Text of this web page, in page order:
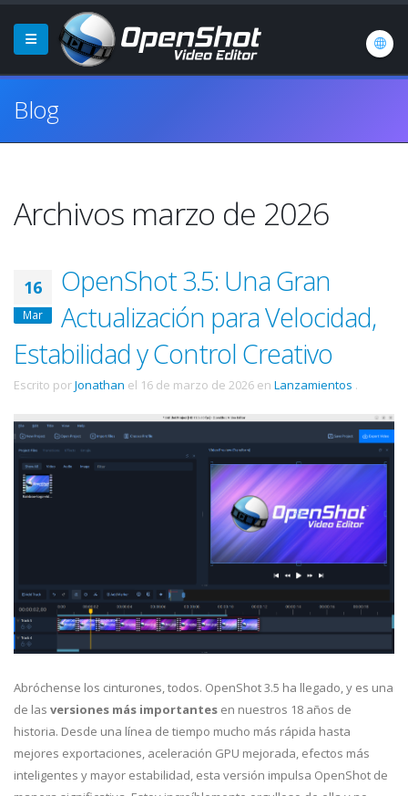
Blog
Archivos marzo de 2026
16
Mar
OpenShot 3.5: Una Gran
Actualización para Velocidad,
Estabilidad y Control Creativo
Escrito porJonathan el 16 de marzo de 2026 en Lanzamientos .
Abróchense los cinturones, todos. OpenShot 3.5 ha llegado, y es una
de las versiones más importantes en nuestros 18 años de
historia. Desde una línea de tiempo mucho más rápida hasta
mejores exportaciones, aceleración GPU mejorada, efectos más
inteligentes y mayor estabilidad, esta versión impulsa OpenShot de